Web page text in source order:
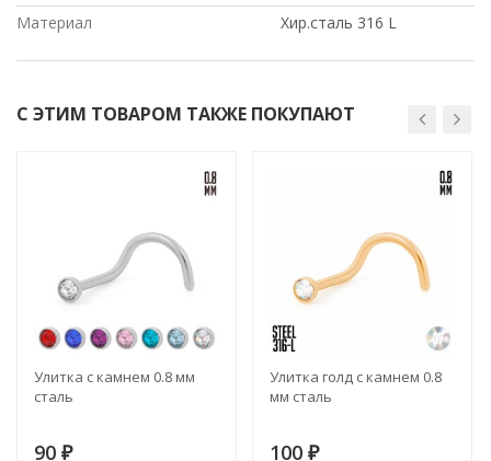
Материал
Хир.сталь 316 L
С ЭТИМ ТОВАРОМ ТАКЖЕ ПОКУПАЮТ
Улитка с камнем 0.8 мм
сталь
90 ₽
Улитка голд с камнем 0.8
мм сталь
100 ₽